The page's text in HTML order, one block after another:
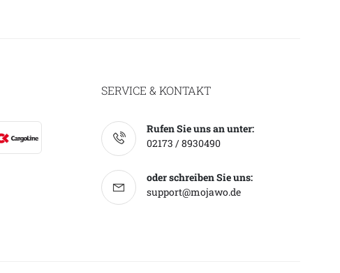
SERVICE & KONTAKT
Rufen Sie uns an unter:
02173 / 8930490
oder schreiben Sie uns:
support@mojawo.de